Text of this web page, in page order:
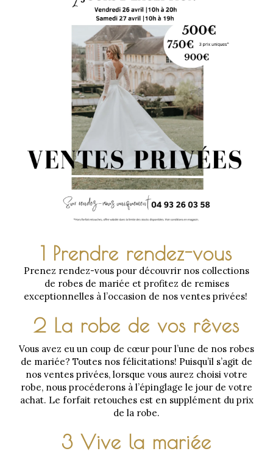
1 Prendre rendez-vous
Prenez rendez-vous pour découvrir nos collections
de robes de mariée et profitez de remises
exceptionnelles à l’occasion de nos ventes privées!
2 La robe de vos rêves
Vous avez eu un coup de cœur pour l’une de nos robes
de mariée? Toutes nos félicitations! Puisqu’il s’agit de
nos ventes privées, lorsque vous aurez choisi votre
robe, nous procéderons à l’épinglage le jour de votre
achat. Le forfait retouches est en supplément du prix
de la robe.
3 Vive la mariée